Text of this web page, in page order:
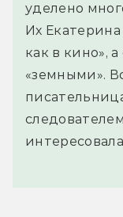
уделено
Их
как в кино»,
«земными».